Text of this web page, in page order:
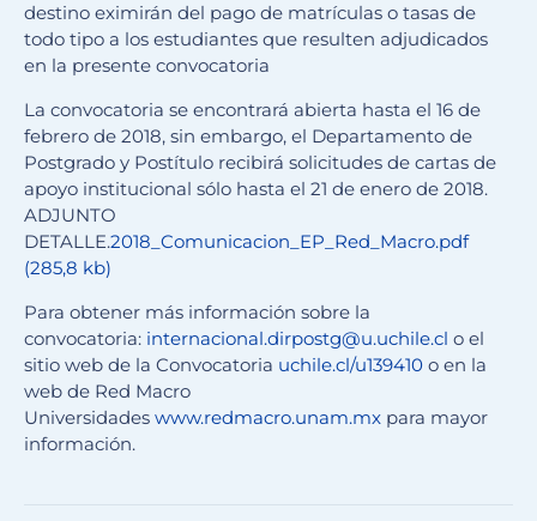
destino eximirán del pago de matrículas o tasas de
todo tipo a los estudiantes que resulten adjudicados
en la presente convocatoria
La convocatoria se encontrará abierta hasta el 16 de
febrero de 2018, sin embargo, el Departamento de
Postgrado y Postítulo recibirá solicitudes de cartas de
apoyo institucional sólo hasta el 21 de enero de 2018.
ADJUNTO
DETALLE.2018_Comunicacion_EP_Red_Macro.pdf
(285,8 kb)
Para obtener más información sobre la
convocatoria: internacional.dirpostg@u.uchile.cl o el
sitio web de la Convocatoria uchile.cl/u139410 o en la
web de Red Macro
Universidades www.redmacro.unam.mx para mayor
información.